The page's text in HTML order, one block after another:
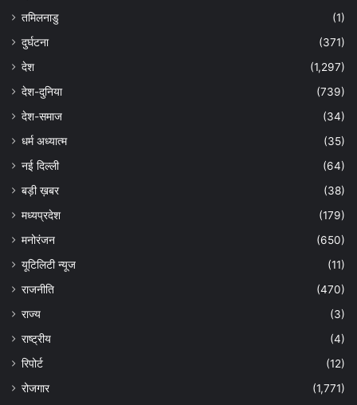
तमिलनाडु
(1)
दुर्घटना
(371)
देश
(1,297)
देश-दुनिया
(739)
देश-समाज
(34)
धर्म अध्यात्म
(35)
नई दिल्ली
(64)
बड़ी ख़बर
(38)
मध्यप्रदेश
(179)
मनोरंजन
(650)
यूटिलिटी न्यूज
(11)
राजनीति
(470)
राज्य
(3)
राष्ट्रीय
(4)
रिपोर्ट
(12)
रोजगार
(1,771)